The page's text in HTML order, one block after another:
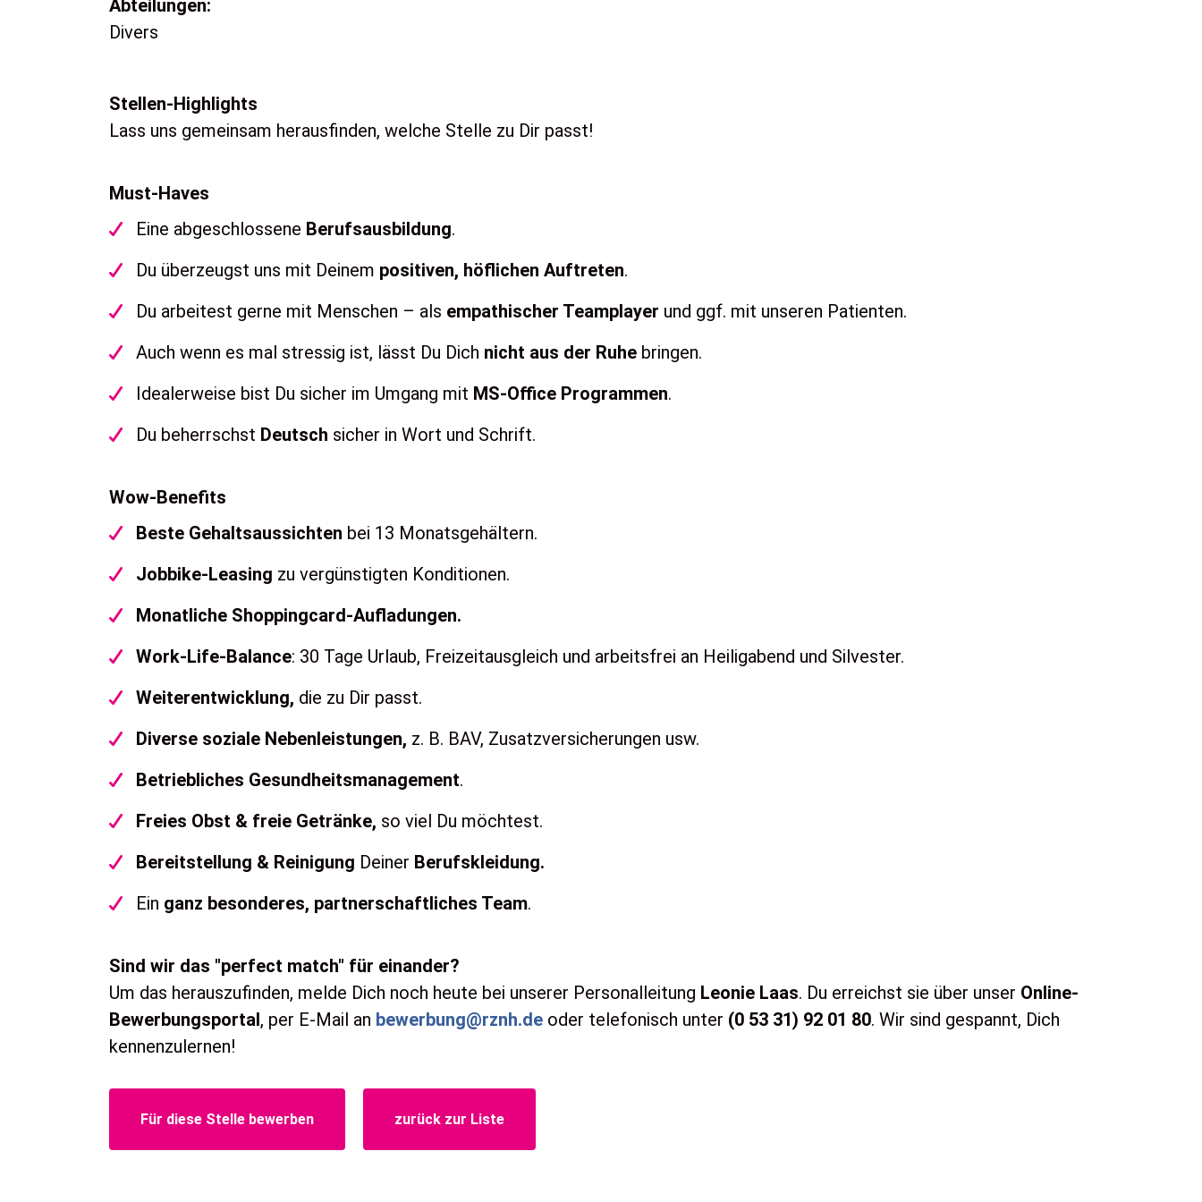
Abteilungen:
Divers
Stellen-Highlights
Lass uns gemeinsam herausfinden, welche Stelle zu Dir passt!
Must-Haves
Eine abgeschlossene Berufsausbildung.
Du überzeugst uns mit Deinem positiven, höflichen Auftreten.
Du arbeitest gerne mit Menschen – als empathischer Teamplayer und ggf. mit unseren Patienten.
Auch wenn es mal stressig ist, lässt Du Dich nicht aus der Ruhe bringen.
Idealerweise bist Du sicher im Umgang mit MS-Office Programmen.
Du beherrschst Deutsch sicher in Wort und Schrift.
Wow-Benefits
Beste Gehaltsaussichten bei 13 Monatsgehältern.
Jobbike-Leasing zu vergünstigten Konditionen.
Monatliche Shoppingcard-Aufladungen.
Work-Life-Balance: 30 Tage Urlaub, Freizeitausgleich und arbeitsfrei an Heiligabend und Silvester.
Weiterentwicklung, die zu Dir passt.
Diverse soziale Nebenleistungen, z. B. BAV, Zusatzversicherungen usw.
Betriebliches Gesundheitsmanagement.
Freies Obst & freie Getränke, so viel Du möchtest.
Bereitstellung & Reinigung Deiner Berufskleidung.
Ein ganz besonderes, partnerschaftliches Team.
Sind wir das "perfect match" für einander?
Um das herauszufinden, melde Dich noch heute bei unserer Personalleitung Leonie Laas. Du erreichst sie über unser Online-
Bewerbungsportal, per E-Mail an bewerbung@rznh.de oder telefonisch unter (0 53 31) 92 01 80. Wir sind gespannt, Dich
kennenzulernen!
Für diese Stelle bewerben zurück zur Liste